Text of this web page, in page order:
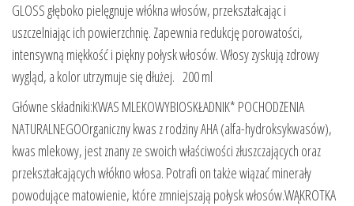
GLOSS głęboko pielęgnuje włókna włosów, przekształcając i
uszczelniając ich powierzchnię. Zapewnia redukcję porowatości,
intensywną miękkość i piękny połysk włosów. Włosy zyskują zdrowy
wygląd, a kolor utrzymuje się dłużej. 200 ml
Główne składniki:KWAS MLEKOWYBIOSKŁADNIK* POCHODZENIA
NATURALNEGOOrganiczny kwas z rodziny AHA (alfa-hydroksykwasów),
kwas mlekowy, jest znany ze swoich właściwości złuszczających oraz
przekształcających włókno włosa. Potrafi on także wiązać minerały
powodujące matowienie, które zmniejszają połysk włosów.WĄKROTKA